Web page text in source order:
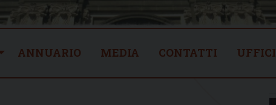
ANNUARIO MEDIA CONTATTI UFFICI